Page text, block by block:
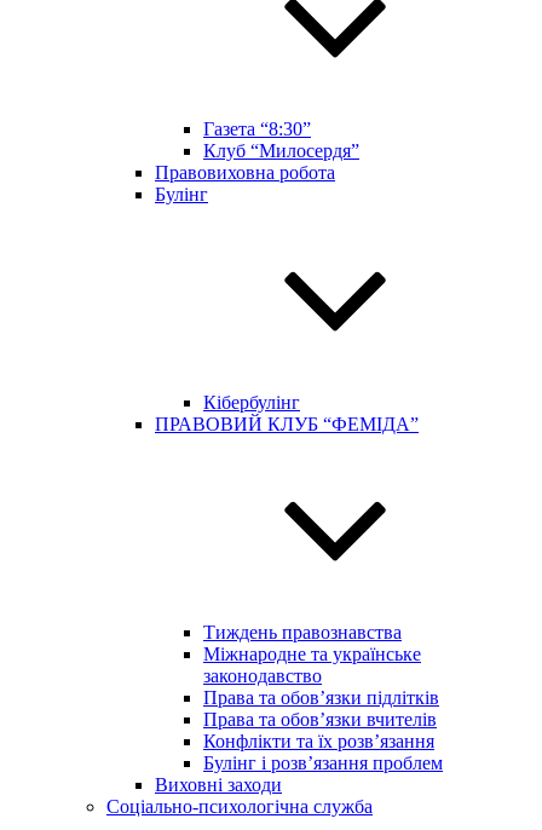
Газета “8:30”
Клуб “Милосердя”
Правовиховна робота
Булінг
Кібербулінг
ПРАВОВИЙ КЛУБ “ФЕМІДА”
Тиждень правознавства
Міжнародне та українське
законодавство
Права та обов’язки підлітків
Права та обов’язки вчителів
Конфлікти та їх розв’язання
Булінг і розв’язання проблем
Виховні заходи
Соціально-психологічна служба